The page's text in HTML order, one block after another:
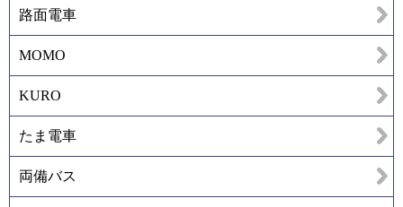
路面電車
MOMO
KURO
たま電車
両備バス